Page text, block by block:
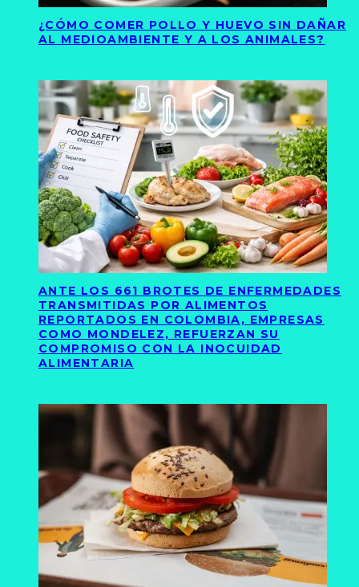
¿CÓMO COMER POLLO Y HUEVO SIN DAÑAR
AL MEDIOAMBIENTE Y A LOS ANIMALES?
ANTE LOS 661 BROTES DE ENFERMEDADES
TRANSMITIDAS POR ALIMENTOS
REPORTADOS EN COLOMBIA, EMPRESAS
COMO MONDELEZ, REFUERZAN SU
COMPROMISO CON LA INOCUIDAD
ALIMENTARIA